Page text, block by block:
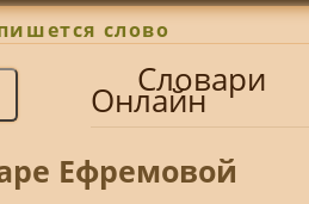
слово
Словари
Онлайн
Ефремовой